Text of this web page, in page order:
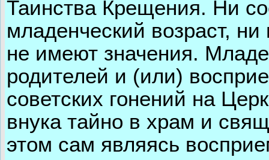
Таинства Крещения. Ни
младенческий возраст,
не имеют значения.
родителей и (или)
советских гонений на
внука тайно в храм и
этом сам являясь